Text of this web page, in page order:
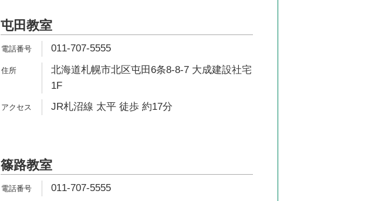
屯田教室
011-707-5555
北海道札幌市北区屯田6条8-8-7 大成建設社宅
1F
JR札沼線 太平 徒歩 約17分
篠路教室
011-707-5555